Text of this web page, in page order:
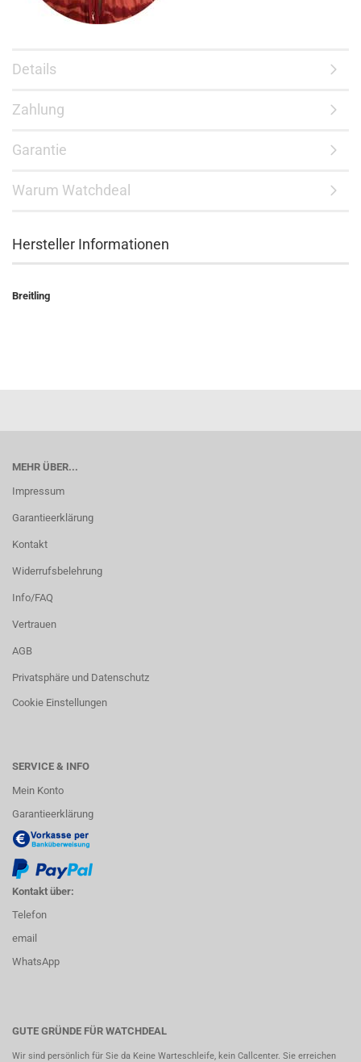
Details
Zahlung
Garantie
Warum Watchdeal
Hersteller Informationen
Breitling
MEHR ÜBER...
Impressum
Garantieerklärung
Kontakt
Widerrufsbelehrung
Info/FAQ
Vertrauen
AGB
Privatsphäre und Datenschutz
Cookie Einstellungen
SERVICE & INFO
Mein Konto
Garantieerklärung
Kontakt über:
Telefon
email
WhatsApp
GUTE GRÜNDE FÜR WATCHDEAL
Wir sind persönlich für Sie da Keine Warteschleife, kein Callcenter. Sie erreichen